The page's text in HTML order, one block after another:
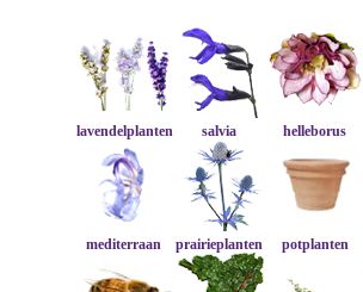
lavendelplanten salvia helleborus
mediterraan prairieplanten potplanten